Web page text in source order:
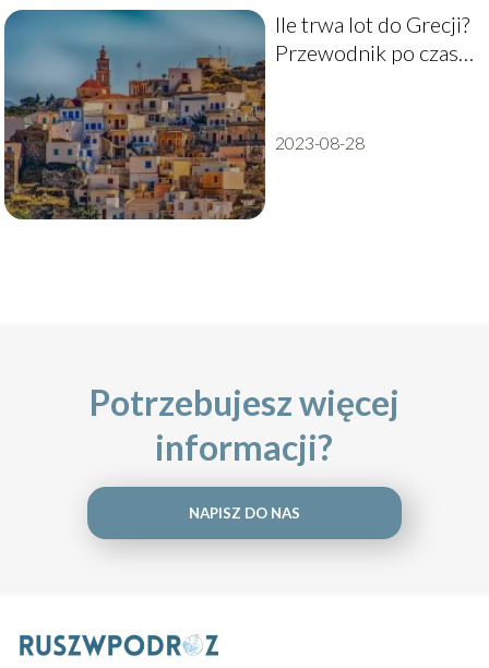
Ile trwa lot do Grecji?
Przewodnik po czasie
2023-08-28
Potrzebujesz więcej
informacji?
NAPISZ DO NAS